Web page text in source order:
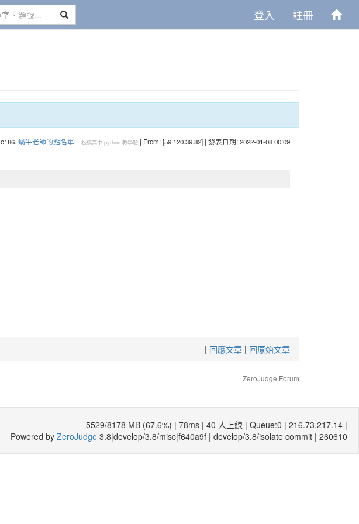
登入 註冊
c186. 蝸牛老師的點名單 -- 板橋高中 python 教學題 | From: [59.120.39.82] | 發表日期: 2022-01-08 00:09
| 回應文章 | 回原始文章
ZeroJudge Forum
5529/8178 MB (67.6%) | 78ms | 40 人上線 | Queue:0 | 216.73.217.14 |
Powered by ZeroJudge 3.8|develop/3.8/misc|f640a9f | develop/3.8/isolate commit | 260610